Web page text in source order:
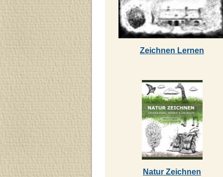
Zeichnen Lernen
Natur Zeichnen